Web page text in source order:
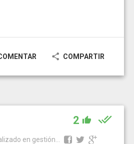
COMPARTIR
2
en gestión...